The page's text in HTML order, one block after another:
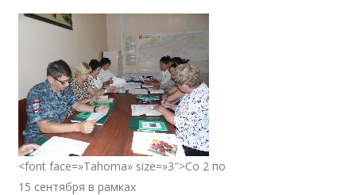
<font face=»Tahoma» size=»3″>Со 2 по
15 сентября в рамках